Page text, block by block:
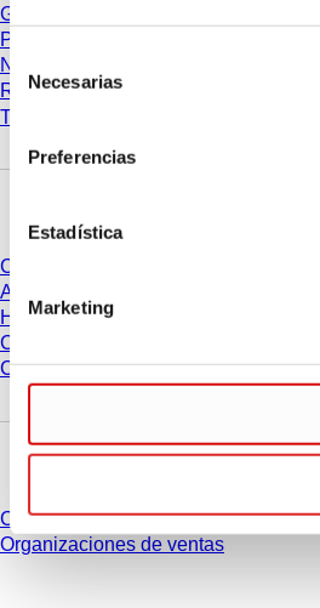
de
consentimiento
Necesarias
Preferencias
Estadística
Marketing
Gestión de calidad
Propiedades de los materiales
Niveles de pureza
Resistencia química
Tubos SARSTEDT para congelación
Carrera
Acerca de nosotros
Historia
Compras y logística
Código de conducta
¿Tienes preguntas?
Contacto
Organizaciones de ventas